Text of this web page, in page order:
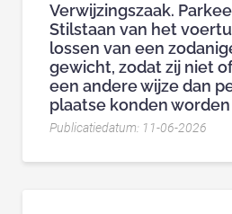
Verwijzingszaak.
Stilstaan van het
lossen van een
gewicht, zodat zij niet
een andere wijze dan
plaatse konden
Publicatiedatum: 11-06-2026